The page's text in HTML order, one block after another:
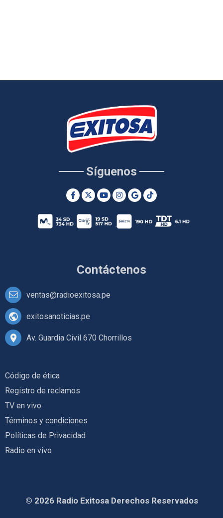
Contáctenos
ventas@radioexitosa.pe
exitosanoticias.pe
Av. Guardia Civil 670 Chorrillos
Síguenos
Código de ética
Registro de reclamos
TV en vivo
Términos y condiciones
Políticas de Privacidad
Radio en vivo
© 2026 Radio Exitosa Derechos Reservados